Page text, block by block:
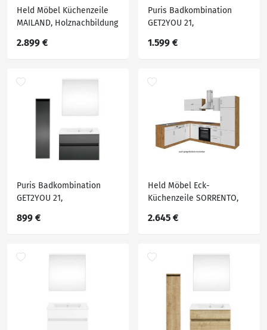
Held Möbel Küchenzeile
MAILAND, Holznachbildung
2.899 €
Puris Badkombination
GET2YOU 21,
1.599 €
Puris Badkombination
GET2YOU 21,
899 €
Held Möbel Eck-
Küchenzeile SORRENTO,
2.645 €